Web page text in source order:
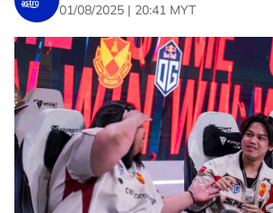
01/08/2025 | 20:41 MYT